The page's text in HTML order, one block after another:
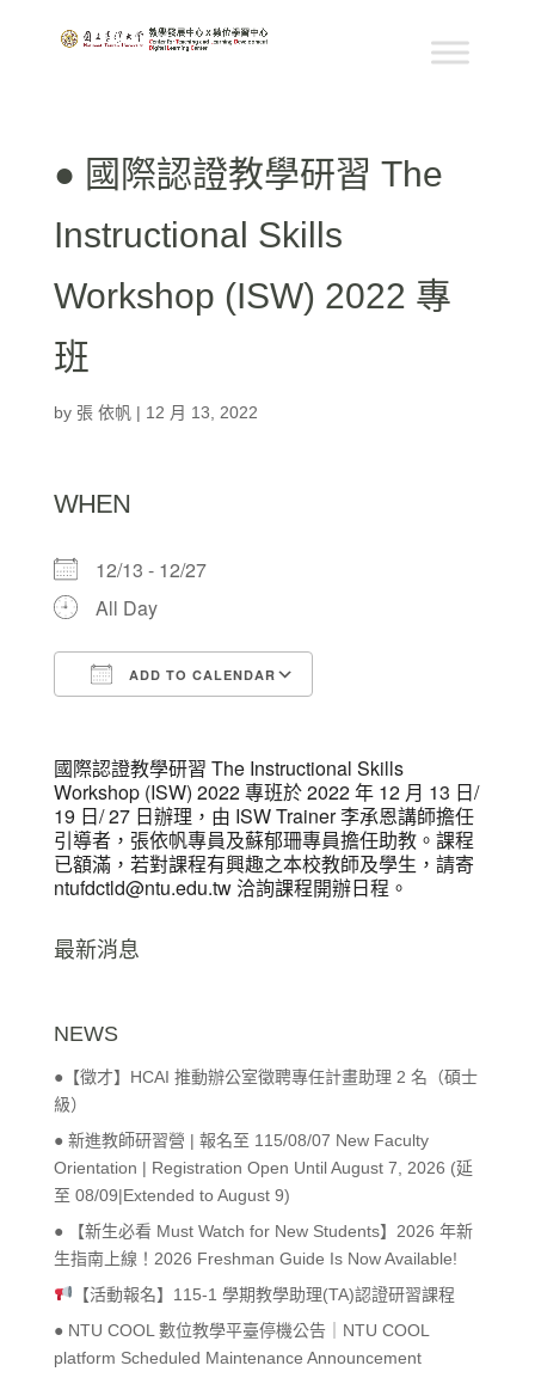
● 國際認證教學研習 The
Instructional Skills
Workshop (ISW) 2022 專
班
by 張 依帆 | 12 月 13, 2022
WHEN
12/13 - 12/27
All Day
ADD TO CALENDAR
國際認證教學研習 The Instructional Skills
Workshop (ISW) 2022 專班於 2022 年 12 月 13 日/
19 日/ 27 日辦理，由 ISW Trainer 李承恩講師擔任
引導者，張依帆專員及蘇郁珊專員擔任助教。課程
已額滿，若對課程有興趣之本校教師及學生，請寄
ntufdctld@ntu.edu.tw 洽詢課程開辦日程。
最新消息
NEWS
●【徵才】HCAI 推動辦公室徵聘專任計畫助理 2 名（碩士
級）
● 新進教師研習營 | 報名至 115/08/07 New Faculty
Orientation | Registration Open Until August 7, 2026 (延
至 08/09|Extended to August 9)
● 【新生必看 Must Watch for New Students】2026 年新
生指南上線！2026 Freshman Guide Is Now Available!
【活動報名】115-1 學期教學助理(TA)認證研習課程
● NTU COOL 數位教學平臺停機公告｜NTU COOL
platform Scheduled Maintenance Announcement